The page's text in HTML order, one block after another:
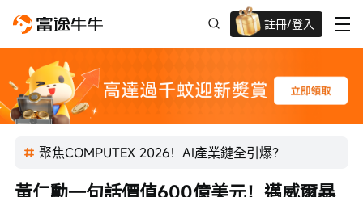
註冊/登入
迎新驚喜賞 股票/BTC等任你揀!
聚焦COMPUTEX 2026！AI產業鏈全引爆？
黃仁勳一句話價值600億美元！邁威爾暴